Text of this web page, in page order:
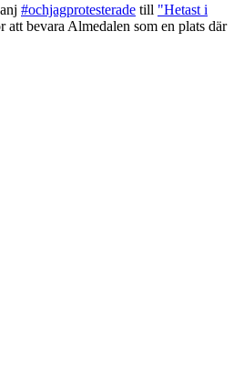
#ochjagprotesterade till "Hetast i
bevara Almedalen som en plats där